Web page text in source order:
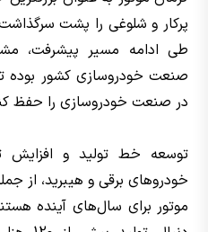
پرکار و شلوغی را پشت
طی ادامه مسیر پیشرفت،
صنعت خودروسازی کشور بوده
در صنعت خودروسازی را حفظ
توسعه خط تولید و افزایش
خودروهای برقی و هیبرید، از